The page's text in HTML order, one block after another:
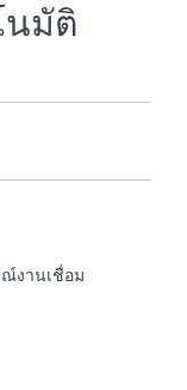
นมัติ
งานเชื่อม